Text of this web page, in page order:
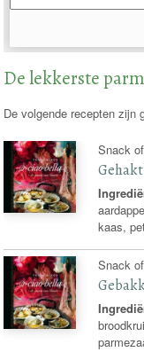
De lekkerste
De volgende recepten
Snack
kaas,
Snack